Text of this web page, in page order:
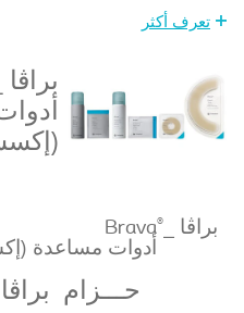
تعرف أكثر
براڤا
براڤا _ ®
Brava
أدوات مساعدة
حـــزام